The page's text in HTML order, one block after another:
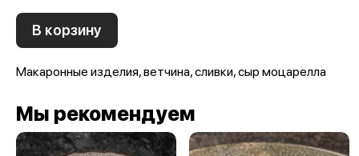
В корзину
Макаронные изделия, ветчина, сливки, сыр моцарелла
Мы рекомендуем